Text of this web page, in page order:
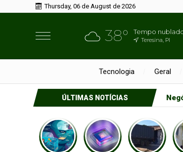
Thursday, 06 de August de 2026
38° Tempo
Teresina, PI
Tecnologia Geral
ÚLTIMAS NOTÍCIAS